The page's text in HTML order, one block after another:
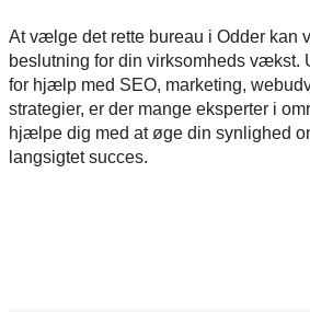
At vælge det rette bureau i Odder kan
beslutning for din virksomheds vækst.
for hjælp med SEO, marketing,
strategier, er der mange eksperter i
hjælpe dig med at øge din synlighed
langsigtet succes.